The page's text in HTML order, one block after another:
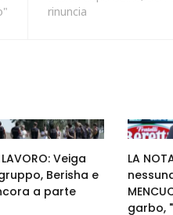
rinuncia
LAVORO: Veiga
Berisha e
a parte
LA
garbo,